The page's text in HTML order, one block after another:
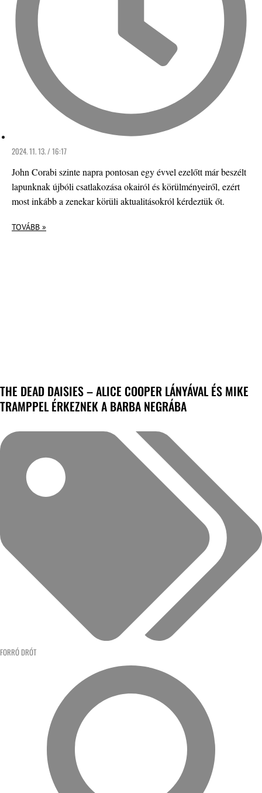
2024. 11. 13. / 16:17
John Corabi szinte napra pontosan egy évvel ezelőtt már beszélt
lapunknak újbóli csatlakozása okairól és körülményeiről, ezért
most inkább a zenekar körüli aktualitásokról kérdeztük őt.
TOVÁBB »
THE DEAD DAISIES – ALICE COOPER LÁNYÁVAL ÉS MIKE
TRAMPPEL ÉRKEZNEK A BARBA NEGRÁBA
FORRÓ DRÓT